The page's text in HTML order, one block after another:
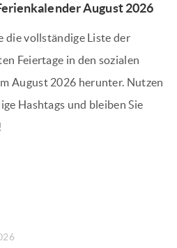
August 2026
die vollständige Liste der
Feiertage in den sozialen
August 2026 herunter. Nutzen
Hashtags und bleiben Sie